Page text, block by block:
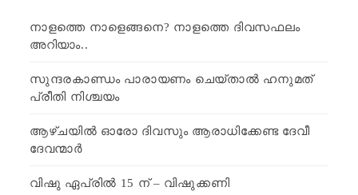
നാളത്തെ നാളെങ്ങനെ? നാളത്തെ ദിവസഫലം
അറിയാം..
സുന്ദരകാണ്ഡം പാരായണം ചെയ്താൽ ഹനുമത്
പ്രീതി നിശ്ചയം
ആഴ്ചയിൽ ഓരോ ദിവസും ആരാധിക്കേണ്ട ദേവീ
ദേവന്മാർ
വിഷു ഏപ്രിൽ 15 ന് – വിഷുക്കണി